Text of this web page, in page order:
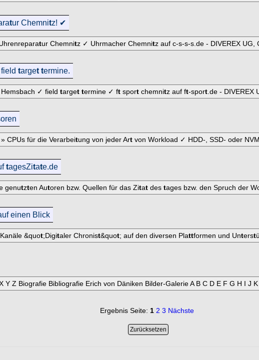
tur Chemnitz! ✔
tur Chemnitz ✓ Uhrmacher Chemnitz auf c-s-s-s.de - DIVEREX UG,
fieldtarget termine.
Hemsbach ✓ fieldtarget termine ✓ ft sport chemnitz auf ft-sport .de - DIVEREX
CPUs für die Verarbeitung von jeder Art von Workload ✓ HDD-, SSD- oder
tagesZitate.de
genutzten Autoren bzw. Quellen für das Zitat destages bzw. den Spruch der
einen Blick
&quot;Digitaler Chronist&quot; auf den diversen Plattformen und Unterst
Y Z Biografie Bibliografie Erich von Däniken Bilder-Galerie A B C D E F G H I J
Ergebnis Seite: 1 2 3 Nächste